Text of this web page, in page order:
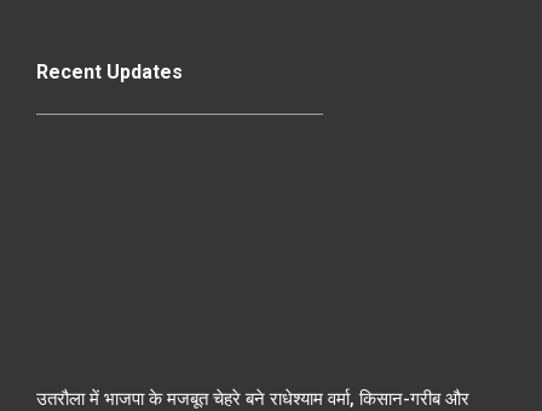
Recent Updates
उतरौला में भाजपा के मजबूत चेहरे बने राधेश्याम वर्मा, किसान-गरीब और